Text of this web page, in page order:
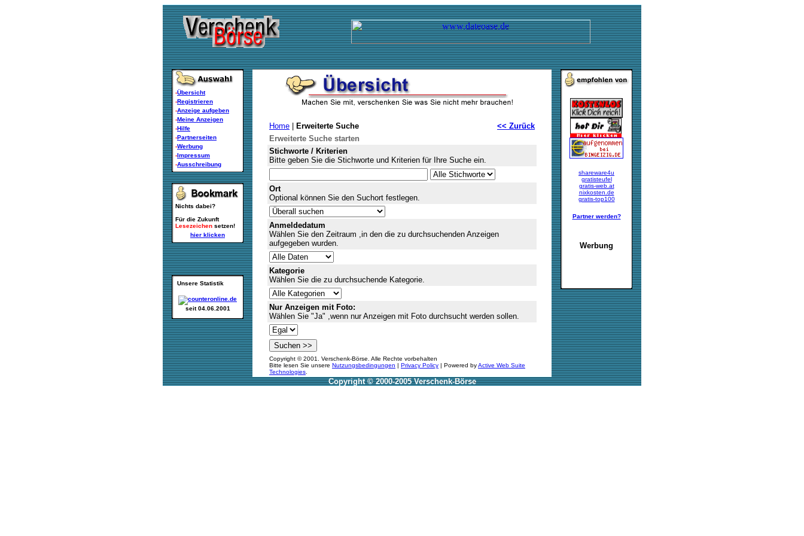
-Übersicht
-Registrieren
-Anzeige aufgeben
-Meine Anzeigen
-Hilfe
-Partnerseiten
-Werbung
-Impressum
-Ausschreibung
Nichts dabei?
Für die Zukunft
Lesezeichen setzen!
hier klicken
Unsere Statistik
seit 04.06.2001
Home Erweiterte Suche
<< Zurück
Erweiterte Suche starten
Stichworte / Kriterien
Bitte geben Sie die Stichworte und Kriterien für Ihre Suche ein.
Ort
Optional können Sie den Suchort festlegen.
Anmeldedatum
Wählen Sie den Zeitraum ,in den die zu durchsuchenden Anzeigen
aufgegeben wurden.
Kategorie
Wählen Sie die zu durchsuchende Kategorie.
Nur Anzeigen mit Foto:
Wählen Sie "Ja" ,wenn nur Anzeigen mit Foto durchsucht werden sollen.
Copyright © 2001. Verschenk-Börse. Alle Rechte vorbehalten
Bitte lesen Sie unsere Nutzungsbedingungen | Privacy Policy | Powered byActive Web Suite
Technologies
shareware4u
gratisteufel
gratis-web.at
nixkosten.de
gratis-top100
Partner werden?
Werbung
Copyright © 2000-2005 Verschenk-Börse